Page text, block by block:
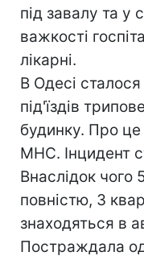
під завалу та у
важкості
лікарні.
В Одесі
під'їздів
будинку. Про
МНС. Інцидент
Внаслідок чого
повністю, 3
знаходяться в
Постраждала